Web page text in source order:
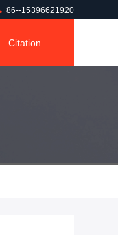
86--15396621920
Citation